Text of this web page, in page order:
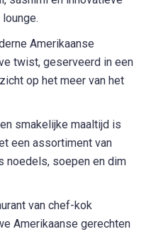
Amerikaanse
twist, geserveerd in een
op het meer van het
smakelijke maaltijd is
een assortiment van
noedels, soepen en dim
van chef-kok
Amerikaanse gerechten